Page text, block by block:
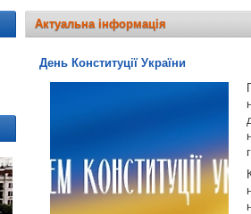
Актуальна інформація
День Конституції України